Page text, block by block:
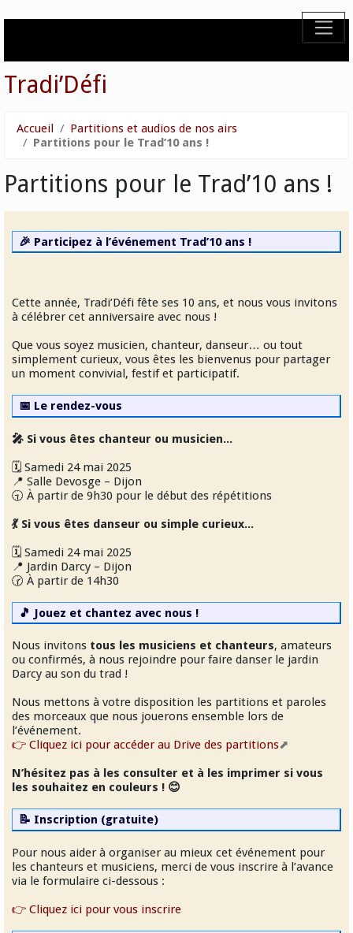
Tradi’Défi
Accueil
Partitions et audios de nos airs
Partitions pour le Trad’10 ans !
Partitions pour le Trad’10 ans !
🎉 Participez à l’événement Trad’10 ans !
Cette année, Tradi’Défi fête ses 10 ans, et nous vous invitons
à célébrer cet anniversaire avec nous !
Que vous soyez musicien, chanteur, danseur… ou tout
simplement curieux, vous êtes les bienvenus pour partager
un moment convivial, festif et participatif.
📅 Le rendez-vous
🎤 Si vous êtes chanteur ou musicien...
🗓 Samedi 24 mai 2025
📍 Salle Devosge – Dijon
🕤 À partir de 9h30 pour le début des répétitions
💃 Si vous êtes danseur ou simple curieux...
🗓 Samedi 24 mai 2025
📍 Jardin Darcy – Dijon
🕝 À partir de 14h30
🎵 Jouez et chantez avec nous !
Nous invitons tous les musiciens et chanteurs, amateurs
ou confirmés, à nous rejoindre pour faire danser le jardin
Darcy au son du trad !
Nous mettons à votre disposition les partitions et paroles
des morceaux que nous jouerons ensemble lors de
l’événement.
👉 Cliquez ici pour accéder au Drive des partitions
N’hésitez pas à les consulter et à les imprimer si vous
les souhaitez en couleurs ! 😊
📝 Inscription (gratuite)
Pour nous aider à organiser au mieux cet événement pour
les chanteurs et musiciens, merci de vous inscrire à l’avance
via le formulaire ci-dessous :
👉 Cliquez ici pour vous inscrire